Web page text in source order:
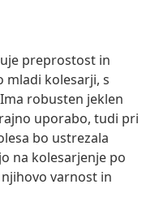
preprostost in
kolesarji, s
robusten jeklen
uporabo, tudi pri
bo ustrezala
na kolesarjenje po
varnost in